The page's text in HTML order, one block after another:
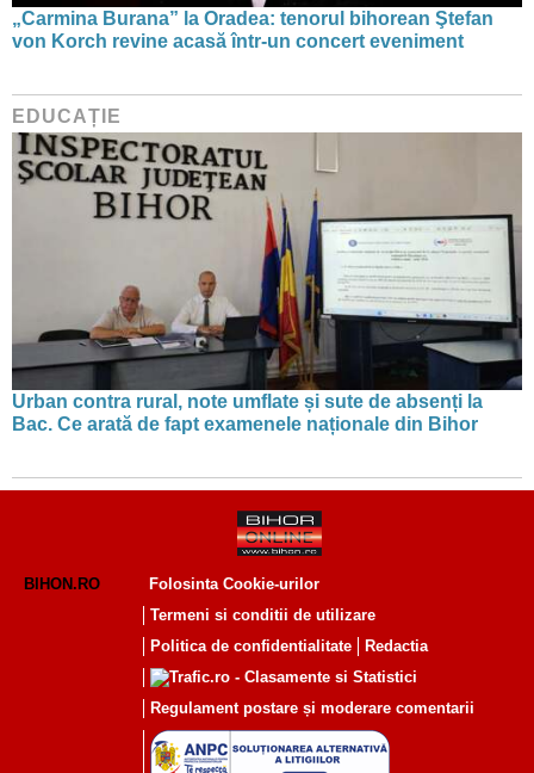
„Carmina Burana” la Oradea: tenorul bihorean Ştefan
von Korch revine acasă într-un concert eveniment
EDUCAȚIE
Urban contra rural, note umflate și sute de absenți la
Bac. Ce arată de fapt examenele naționale din Bihor
BIHON.RO
Folosinta Cookie-urilor
Termeni si conditii de utilizare
Politica de confidentialitate
Redactia
Regulament postare și moderare comentarii